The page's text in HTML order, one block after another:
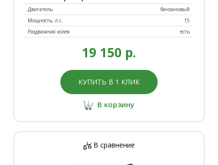
Двигатель
бензиновый
Мощность, л.с.
15
Раздвижная колея
есть
19 150 р.
КУПИТЬ В 1 КЛИК
В корзину
В сравнение